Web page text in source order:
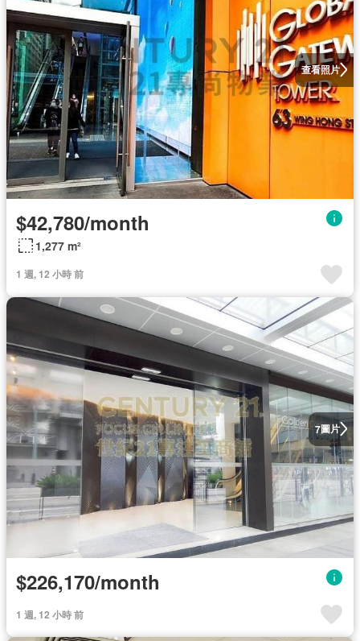
查看照片
$42,780/month
1,277 m²
1 週, 12 小時 前
7圖片
$226,170/month
1 週, 12 小時 前